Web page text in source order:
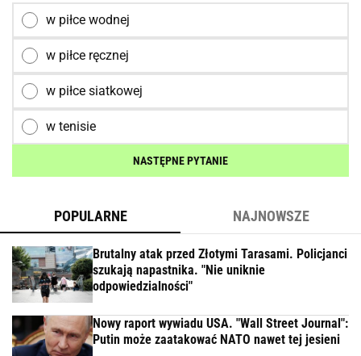
w piłce wodnej
w piłce ręcznej
w piłce siatkowej
w tenisie
NASTĘPNE PYTANIE
POPULARNE NAJNOWSZE
Brutalny atak przed Złotymi Tarasami. Policjanci
szukają napastnika. "Nie uniknie
odpowiedzialności"
Nowy raport wywiadu USA. "Wall Street Journal":
Putin może zaatakować NATO nawet tej jesieni